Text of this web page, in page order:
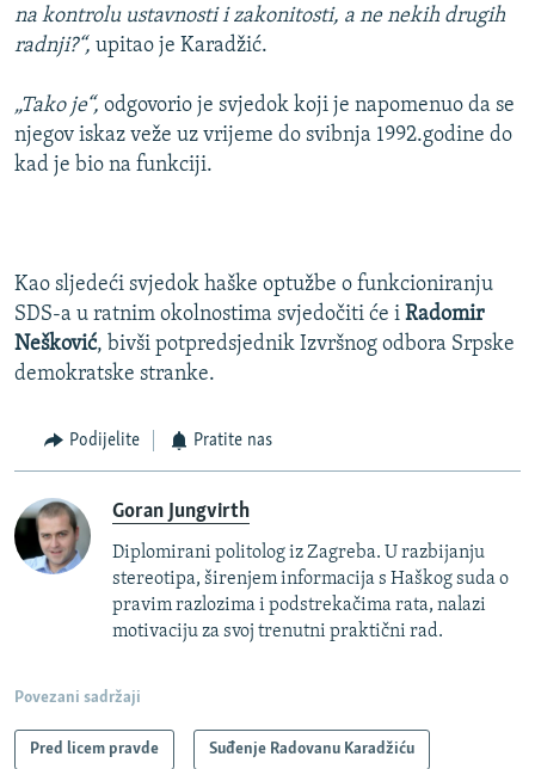
na kontrolu ustavnosti i zakonitosti, a ne nekih drugih
radnji?“, upitao je Karadžić.
„Tako je“, odgovorio je svjedok koji je napomenuo da se
njegov iskaz veže uz vrijeme do svibnja 1992.godine do
kad je bio na funkciji.
Kao sljedeći svjedok haške optužbe o funkcioniranju
SDS-a u ratnim okolnostima svjedočiti će i Radomir
Nešković, bivši potpredsjednik Izvršnog odbora Srpske
demokratske stranke.
Podijelite Pratite nas
Goran Jungvirth
Diplomirani politolog iz Zagreba. U razbijanju
stereotipa, širenjem informacija s Haškog suda o
pravim razlozima i podstrekačima rata, nalazi
motivaciju za svoj trenutni praktični rad.
Povezani sadržaji
Pred licem pravde Suđenje Radovanu Karadžiću